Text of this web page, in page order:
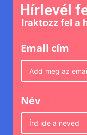
Hírlevél
Iraktozz fel a
Email cím
Név